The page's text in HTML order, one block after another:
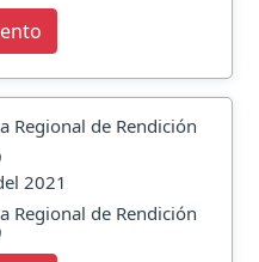
Regional de Rendición
2021
Regional de Rendición